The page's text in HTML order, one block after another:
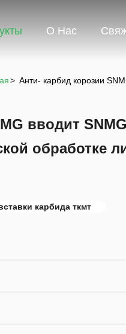
О Нас
> Анти- карбид корозии
вводит
обработке
карбида ткмт